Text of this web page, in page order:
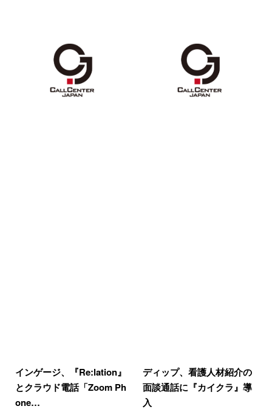
インゲージ、『Re:lation』
とクラウド電話「Zoom Ph
one…
ディップ、看護人材紹介の
面談通話に『カイクラ』導
入